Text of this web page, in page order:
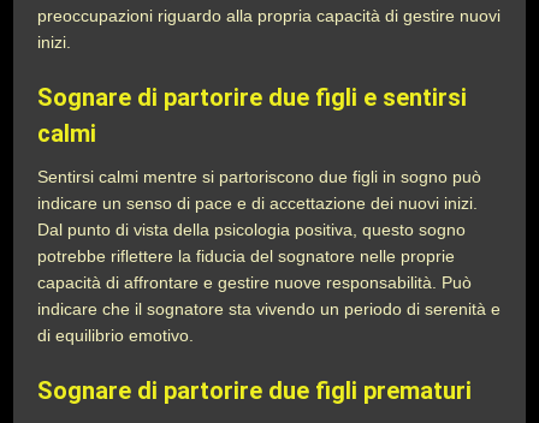
preoccupazioni riguardo alla propria capacità di gestire nuovi
inizi.
Sognare di partorire due figli e sentirsi
calmi
Sentirsi calmi mentre si partoriscono due figli in sogno può
indicare un senso di pace e di accettazione dei nuovi inizi.
Dal punto di vista della psicologia positiva, questo sogno
potrebbe riflettere la fiducia del sognatore nelle proprie
capacità di affrontare e gestire nuove responsabilità. Può
indicare che il sognatore sta vivendo un periodo di serenità e
di equilibrio emotivo.
Sognare di partorire due figli prematuri